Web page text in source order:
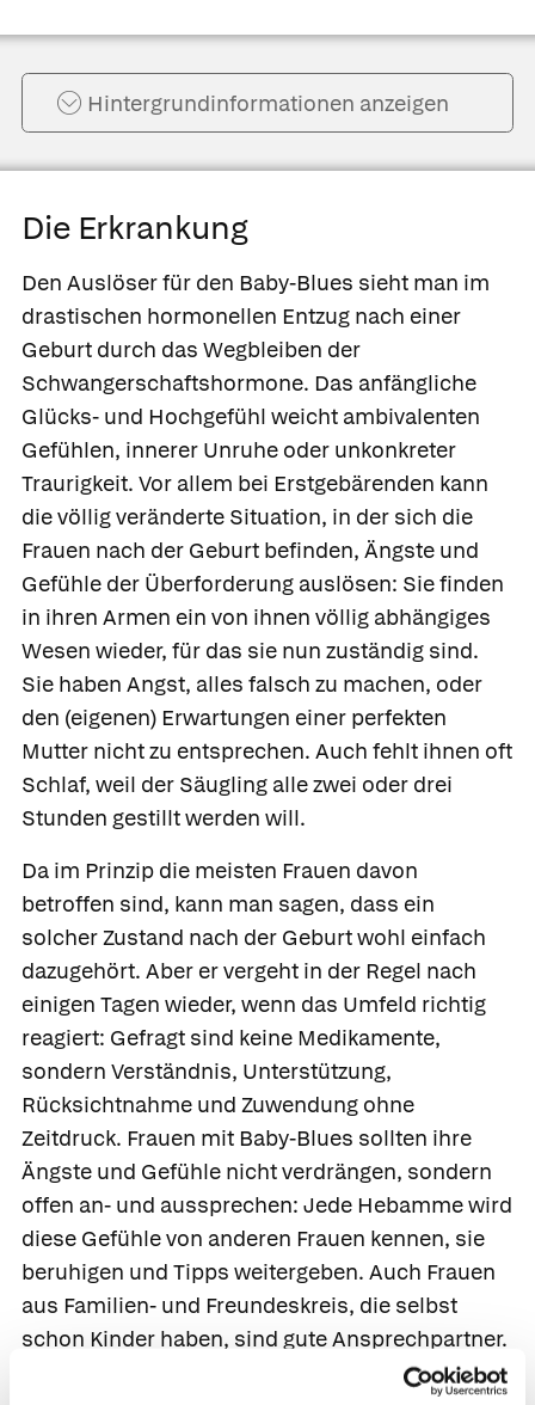
Hintergrund­informationen anzeigen
Die Erkrankung
Den Auslöser für den Baby-Blues sieht man im
drastischen hormonellen Entzug nach einer
Geburt durch das Wegbleiben der
Schwangerschaftshormone. Das anfängliche
Glücks- und Hochgefühl weicht ambivalenten
Gefühlen, innerer Unruhe oder unkonkreter
Traurigkeit. Vor allem bei Erstgebärenden kann
die völlig veränderte Situation, in der sich die
Frauen nach der Geburt befinden, Ängste und
Gefühle der Überforderung auslösen: Sie finden
in ihren Armen ein von ihnen völlig abhängiges
Wesen wieder, für das sie nun zuständig sind.
Sie haben Angst, alles falsch zu machen, oder
den (eigenen) Erwartungen einer perfekten
Mutter nicht zu entsprechen. Auch fehlt ihnen oft
Schlaf, weil der Säugling alle zwei oder drei
Stunden gestillt werden will.
Da im Prinzip die meisten Frauen davon
betroffen sind, kann man sagen, dass ein
solcher Zustand nach der Geburt wohl einfach
dazugehört. Aber er vergeht in der Regel nach
einigen Tagen wieder, wenn das Umfeld richtig
reagiert: Gefragt sind keine Medikamente,
sondern Verständnis, Unterstützung,
Rücksichtnahme und Zuwendung ohne
Zeitdruck. Frauen mit Baby-Blues sollten ihre
Ängste und Gefühle nicht verdrängen, sondern
offen an- und aussprechen: Jede Hebamme wird
diese Gefühle von anderen Frauen kennen, sie
beruhigen und Tipps weitergeben. Auch Frauen
aus Familien- und Freundeskreis, die selbst
schon Kinder haben, sind gute Ansprechpartner.
Es tut mitunter einfach gut, sich bestätigen zu